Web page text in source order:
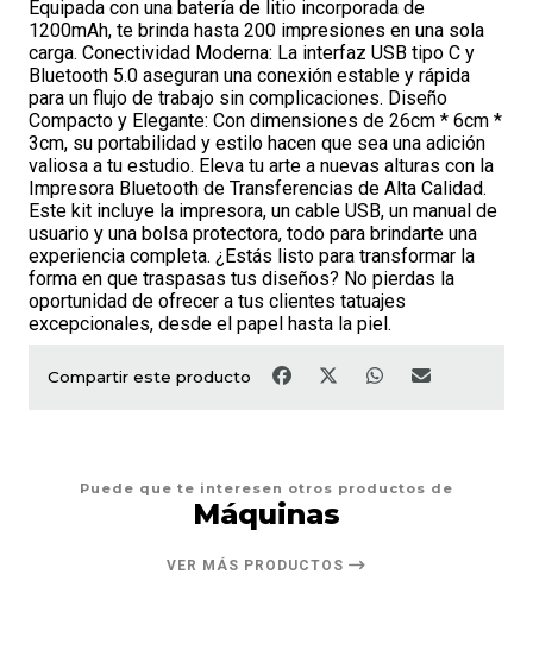
Equipada con una batería de litio incorporada de
1200mAh, te brinda hasta 200 impresiones en una sola
carga. Conectividad Moderna: La interfaz USB tipo C y
Bluetooth 5.0 aseguran una conexión estable y rápida
para un flujo de trabajo sin complicaciones. Diseño
Compacto y Elegante: Con dimensiones de 26cm * 6cm *
3cm, su portabilidad y estilo hacen que sea una adición
valiosa a tu estudio. Eleva tu arte a nuevas alturas con la
Impresora Bluetooth de Transferencias de Alta Calidad.
Este kit incluye la impresora, un cable USB, un manual de
usuario y una bolsa protectora, todo para brindarte una
experiencia completa. ¿Estás listo para transformar la
forma en que traspasas tus diseños? No pierdas la
oportunidad de ofrecer a tus clientes tatuajes
excepcionales, desde el papel hasta la piel.
Compartir este producto
Puede que te interesen otros productos de
Máquinas
VER MÁS PRODUCTOS